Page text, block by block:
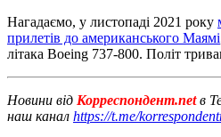
Нагадаємо, у листопаді 2021 року
прилетів до американського Маямі
літака Boeing 737-800. Політ
Новини від Корреспондент.netв
наш канал https://t.me/